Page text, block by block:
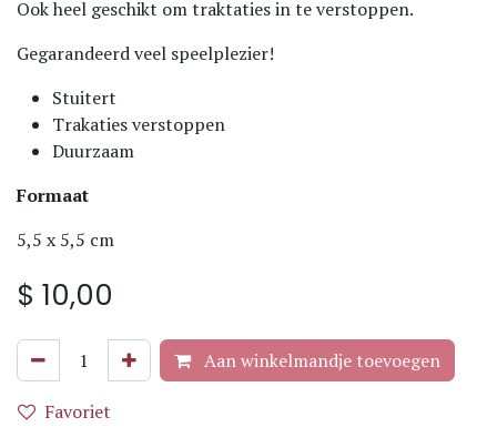
Ook heel geschikt om traktaties in te verstoppen.
Gegarandeerd veel speelplezier!
Stuitert
Trakaties verstoppen
Duurzaam
Formaat
5,5 x 5,5 cm
$ 10,00
Aan winkelmandje toevoegen
Favoriet